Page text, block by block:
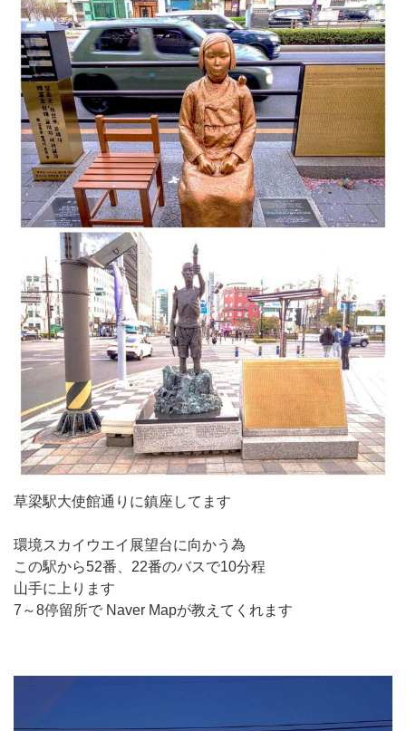
草梁駅大使館通りに鎮座してます
環境スカイウエイ展望台に向かう為
この駅から52番、22番のバスで10分程
山手に上ります
7～8停留所で Naver Mapが教えてくれます